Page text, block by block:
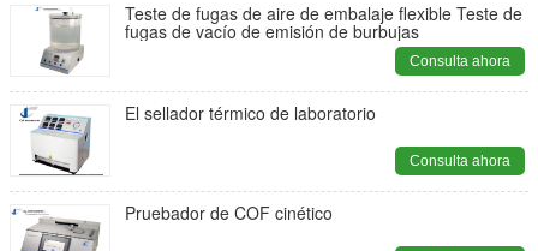
Teste de fugas de aire de embalaje flexible Teste de
fugas de vacío de emisión de burbujas
Consulta ahora
El sellador térmico de laboratorio
Consulta ahora
Pruebador de COF cinético